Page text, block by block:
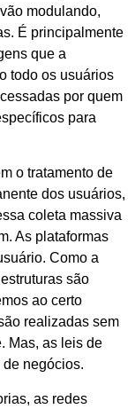
modulando,
É principalmente
que a
todo os usuários
por quem
para
o tratamento de
dos usuários,
coleta massiva
As plataformas
Como a
são
ao certo
realizadas sem
Mas, as leis de
negócios.
as redes